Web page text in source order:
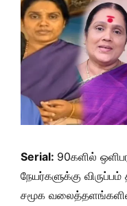
Serial: 90களில்
நேயர்களுக்கு
சமூக